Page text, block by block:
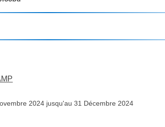
19 Novembre 2024 jusqu'au 31 Décembre 2024